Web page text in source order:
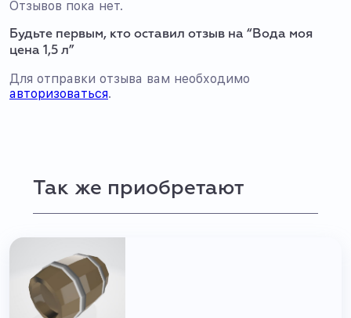
Отзывов пока нет.
Будьте первым, кто оставил отзыв на “Вода моя
цена 1,5 л”
Для отправки отзыва вам необходимо
авторизоваться.
Так же приобретают